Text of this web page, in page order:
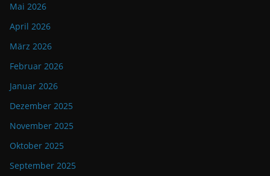
Mai 2026
April 2026
März 2026
Februar 2026
Januar 2026
Dezember 2025
November 2025
Oktober 2025
September 2025